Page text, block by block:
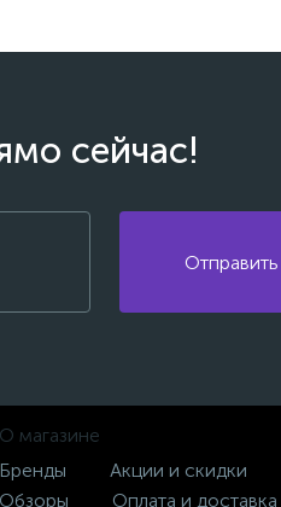
сейчас!
О магазине
Бренды
Акции и скидки
Обзоры
Оплата и доставка